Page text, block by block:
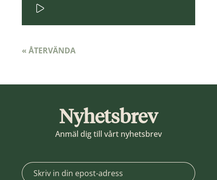
« ÅTERVÄNDA
Nyhetsbrev
Anmäl dig till vårt nyhetsbrev